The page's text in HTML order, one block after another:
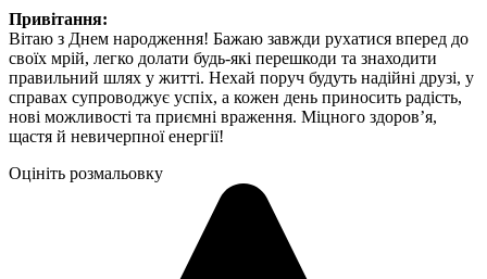
Привітання:
Вітаю з Днем народження! Бажаю завжди рухатися вперед до
своїх мрій, легко долати будь-які перешкоди та знаходити
правильний шлях у житті. Нехай поруч будуть надійні друзі, у
справах супроводжує успіх, а кожен день приносить радість,
нові можливості та приємні враження. Міцного здоров’я,
щастя й невичерпної енергії!
Оцініть розмальовку